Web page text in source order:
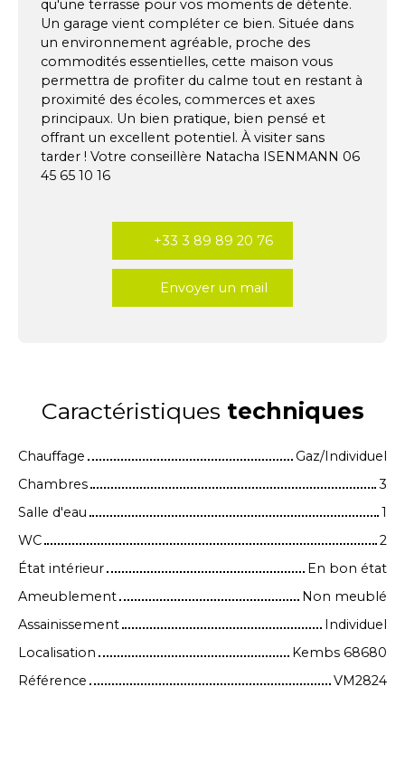
qu'une terrasse pour vos moments de détente.
Un garage vient compléter ce bien. Située dans
un environnement agréable, proche des
commodités essentielles, cette maison vous
permettra de profiter du calme tout en restant à
proximité des écoles, commerces et axes
principaux. Un bien pratique, bien pensé et
offrant un excellent potentiel. À visiter sans
tarder ! Votre conseillère Natacha ISENMANN 06
45 65 10 16
+33 3 89 89 20 76
Envoyer un mail
Caractéristiques techniques
Chauffage
Gaz/Individuel
Chambres
3
Salle d'eau
1
WC
2
État intérieur
En bon état
Ameublement
Non meublé
Assainissement
Individuel
Localisation
Kembs 68680
Référence
VM2824